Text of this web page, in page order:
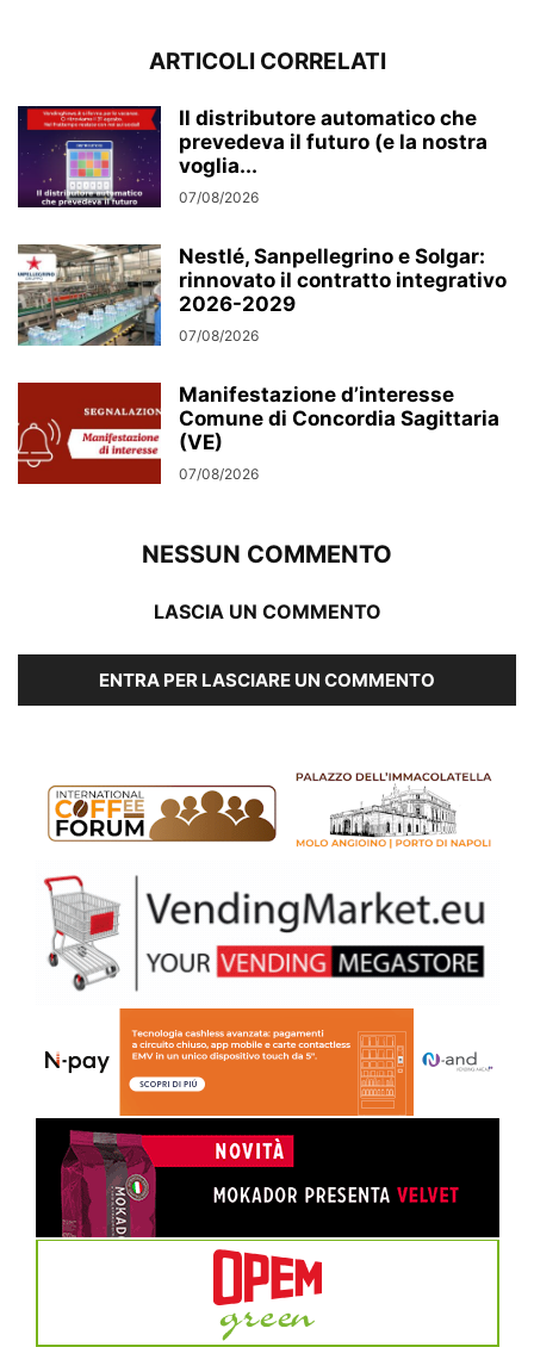
ARTICOLI CORRELATI
Il distributore automatico che
prevedeva il futuro (e la nostra
voglia...
07/08/2026
Nestlé, Sanpellegrino e Solgar:
rinnovato il contratto integrativo
2026-2029
07/08/2026
Manifestazione d’interesse
Comune di Concordia Sagittaria
(VE)
07/08/2026
NESSUN COMMENTO
LASCIA UN COMMENTO
ENTRA PER LASCIARE UN COMMENTO